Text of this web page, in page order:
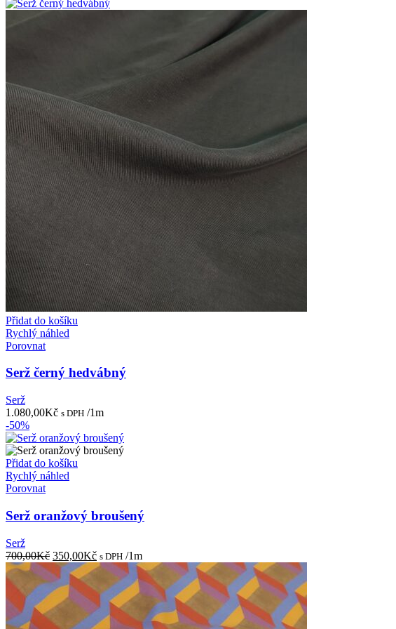
Přidat do košíku
Rychlý náhled
Porovnat
Serž černý hedvábný
Serž
1.080,00Kč s DPH /1m
-50%
Přidat do košíku
Rychlý náhled
Porovnat
Serž oranžový broušený
Serž
700,00Kč Původní
cena
byla:
700,00Kč.
350,00KčAktuální
cena
350,00Kč.
s DPH /1m